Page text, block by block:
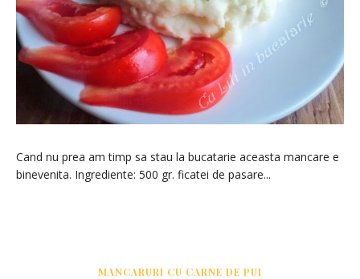
Cand nu prea am timp sa stau la bucatarie aceasta mancare e
binevenita. Ingrediente: 500 gr. ficatei de pasare...
MANCARURI CU CARNE DE PUI